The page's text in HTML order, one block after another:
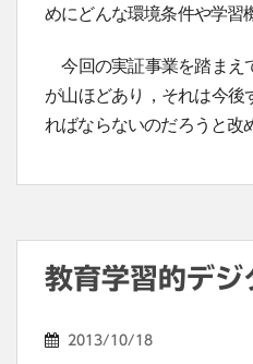
めにどんな環境条件や学習
今回の実証事業を踏まえ
が山ほどあり，それは今
ればならないのだろうと
教育学習的デジ
2013/10/18